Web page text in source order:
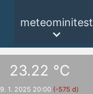
meteominitest
23.22 °C
9. 1. 2025 20:00 (-575 d)